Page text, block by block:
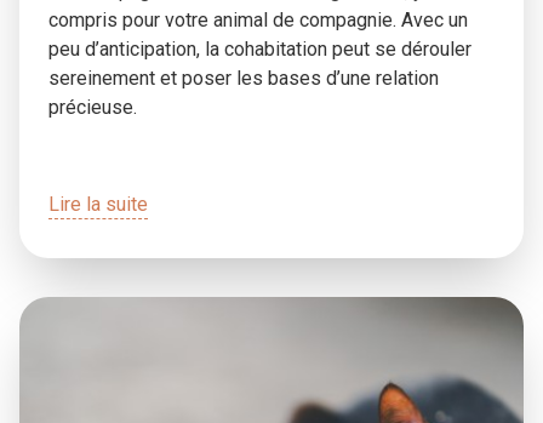
compris pour votre animal de compagnie. Avec un
peu d’anticipation, la cohabitation peut se dérouler
sereinement et poser les bases d’une relation
précieuse.
Lire la suite